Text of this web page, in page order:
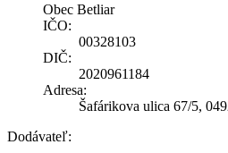
Obec Betliar
IČO:
00328103
DIČ:
2020961184
Adresa:
Šafárikova ulica 67/5,
Dodávateľ: